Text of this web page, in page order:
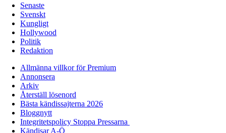
Senaste
Svenskt
Kungligt
Hollywood
Politik
Redaktion
Allmänna villkor för Premium
Annonsera
Arkiv
Återställ lösenord
Bästa kändissajterna 2026
Bloggnytt
Integritetspolicy Stoppa Pressarna
Kändisar A-Ö